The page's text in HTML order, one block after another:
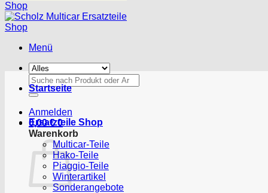
Menü
Suchen
nach:
Anmelden
0,00€ 0
Warenkorb
Startseite
Ersatzteile Shop
Multicar-Teile
Hako-Teile
Piaggio-Teile
Winterartikel
Sonderangebote